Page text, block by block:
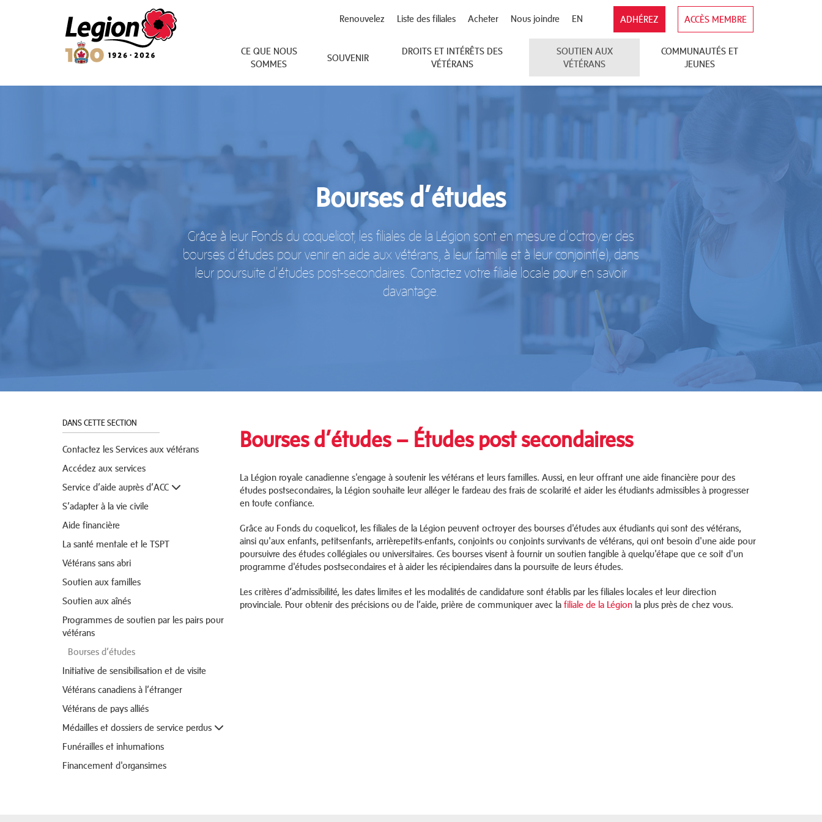
Royal Canadian Legion
ADHÉREZ ACCÈS MEMBRE
EN
Renouvelez Liste des filiales Acheter Nous joindre
CE QUE NOUS
SOMMES
SOUVENIR
DROITS ET INTÉRÊTS DES
VÉTÉRANS
SOUTIEN AUX
VÉTÉRANS
COMMUNAUTÉS ET
JEUNES
Bourses d’études
Grâce à leur Fonds du coquelicot, les filiales de la Légion sont en mesure d’octroyer des
bourses d’études pour venir en aide aux vétérans, à leur famille et à leur conjoint(e), dans
leur poursuite d’études post-secondaires. Contactez votre filiale locale pour en savoir
davantage.
DANS CETTE SECTION
Contactez les Services aux vétérans
Accédez aux services
Service d’aide auprès d’ACC
S’adapter à la vie civile
Aide financière
La santé mentale et le TSPT
Vétérans sans abri
Soutien aux familles
Soutien aux aînés
Programmes de soutien par les pairs pour
vétérans
Bourses d’études
Initiative de sensibilisation et de visite
Vétérans canadiens à l’étranger
Vétérans de pays alliés
Médailles et dossiers de service perdus
Funérailles et inhumations
Financement d'organsimes
Bourses d’études – Études post secondairess
La Légion royale canadienne s'engage à soutenir les vétérans et leurs familles. Aussi, en leur offrant une aide financière pour des
études postsecondaires, la Légion souhaite leur alléger le fardeau des frais de scolarité et aider les étudiants admissibles à progresser
en toute confiance.
Grâce au Fonds du coquelicot, les filiales de la Légion peuvent octroyer des bourses d'études aux étudiants qui sont des vétérans,
ainsi qu'aux enfants, petits­enfants, arrière­petits-enfants, conjoints ou conjoints survivants de vétérans, qui ont besoin d'une aide pour
poursuivre des études collégiales ou universitaires. Ces bourses visent à fournir un soutien tangible à quelqu'étape que ce soit d'un
programme d'études postsecondaires et à aider les récipiendaires dans la poursuite de leurs études.
Les critères d’admissibilité, les dates limites et les modalités de candidature sont établis par les filiales locales et leur direction
provinciale. Pour obtenir des précisions ou de l’aide, prière de communiquer avec la filiale de la Légion la plus près de chez vous.